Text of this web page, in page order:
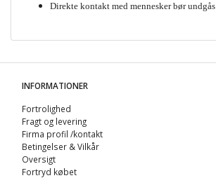
Direkte kontakt med mennesker bør undgås
INFORMATIONER
Fortrolighed
Fragt og levering
Firma profil /kontakt
Betingelser & Vilkår
Oversigt
Fortryd købet